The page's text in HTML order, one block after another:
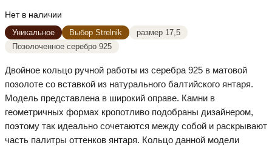
Нет в наличии
Уникальное Выбор Strelnik
размер 17,5
Позолоченное серебро 925
Двойное кольцо ручной работы из серебра 925 в матовой
позолоте со вставкой из натурального балтийского янтаря.
Модель представлена в широкий оправе. Камни в
геометричных формах кропотливо подобраны дизайнером,
поэтому так идеально сочетаются между собой и раскрывают
часть палитры оттенков янтаря. Кольцо данной модели